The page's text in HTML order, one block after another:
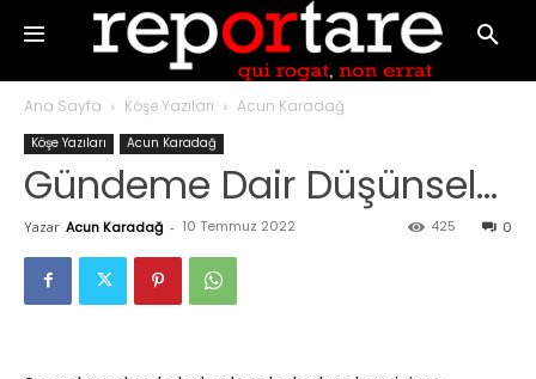
Ana Sayfa Köşe Yazıları Acun Karadağ
Köşe Yazıları Acun Karadağ
Gündeme Dair Düşünsel…
Yazar Acun Karadağ - 10 Temmuz 2022 0
425